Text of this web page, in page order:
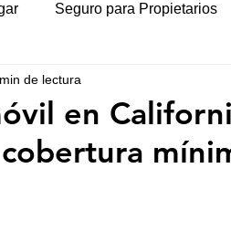
Seguro para Propietarios
en
de lectura